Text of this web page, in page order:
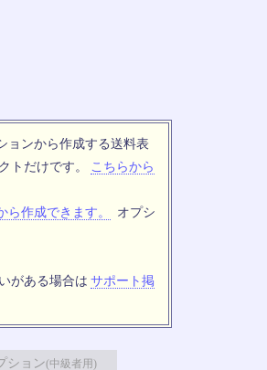
ョンから作成する送料表
トだけです。
こちらから
ら作成できます。
オプシ
がある場合は サポート掲
ション(中級者用)